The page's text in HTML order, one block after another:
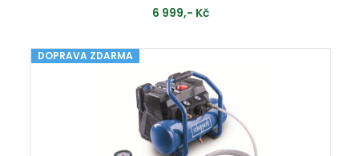
6 999,- Kč
DOPRAVA ZDARMA